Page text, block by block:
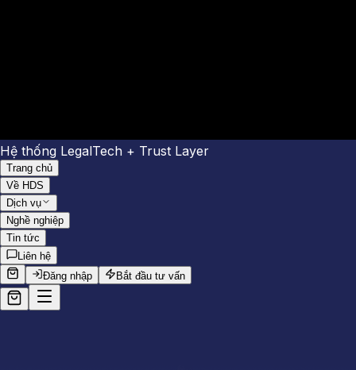
Hệ thống LegalTech + Trust Layer
Trang chủ
Về HDS
Dịch vụ
Nghề nghiệp
Tin tức
Liên hệ
Đăng nhập
Bắt đầu tư vấn